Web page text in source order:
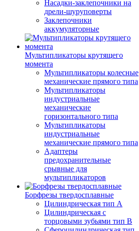
Насадки-заклепочники на
дрели-шуруповерты
Заклепочники
аккумуляторные
Мультипликаторы крутящего
момента
Мультипликаторы колесные
механические прямого типа
Мультипликаторы
индустриальные
механические
горизонтального типа
Мультипликаторы
индустриальные
механические прямого типа
Адаптеры
предохранительные
срывные для
мультипликаторов
Борфрезы твердосплавные
Цилиндрическая тип A
Цилиндрическая с
торцовыми зубьями тип B